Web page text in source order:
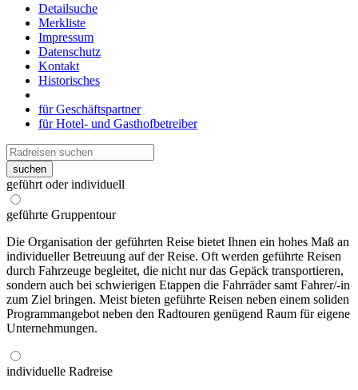
Detailsuche
Merkliste
Impressum
Datenschutz
Kontakt
Historisches
für Geschäftspartner
für Hotel- und Gasthofbetreiber
suchen
geführt oder individuell
geführte Gruppentour
Die Organisation der geführten Reise bietet Ihnen ein hohes Maß an
individueller Betreuung auf der Reise. Oft werden geführte Reisen
durch Fahrzeuge begleitet, die nicht nur das Gepäck transportieren,
sondern auch bei schwierigen Etappen die Fahrräder samt Fahrer/-in
zum Ziel bringen. Meist bieten geführte Reisen neben einem soliden
Programmangebot neben den Radtouren genügend Raum für eigene
Unternehmungen.
individuelle Radreise